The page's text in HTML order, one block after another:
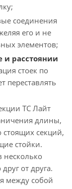
соединения
его и не
элементов;
и расстоянии
стоек по
переставлять
ТС Лайт
длины,
стоящих секций,
стойки.
несколько
от друга.
между собой